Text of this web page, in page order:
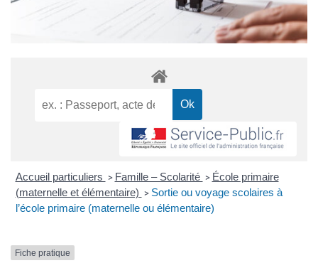
Accueil particuliers > Famille – Scolarité > École primaire
(maternelle et élémentaire) > Sortie ou voyage scolaires à
l’école primaire (maternelle ou élémentaire)
Fiche pratique